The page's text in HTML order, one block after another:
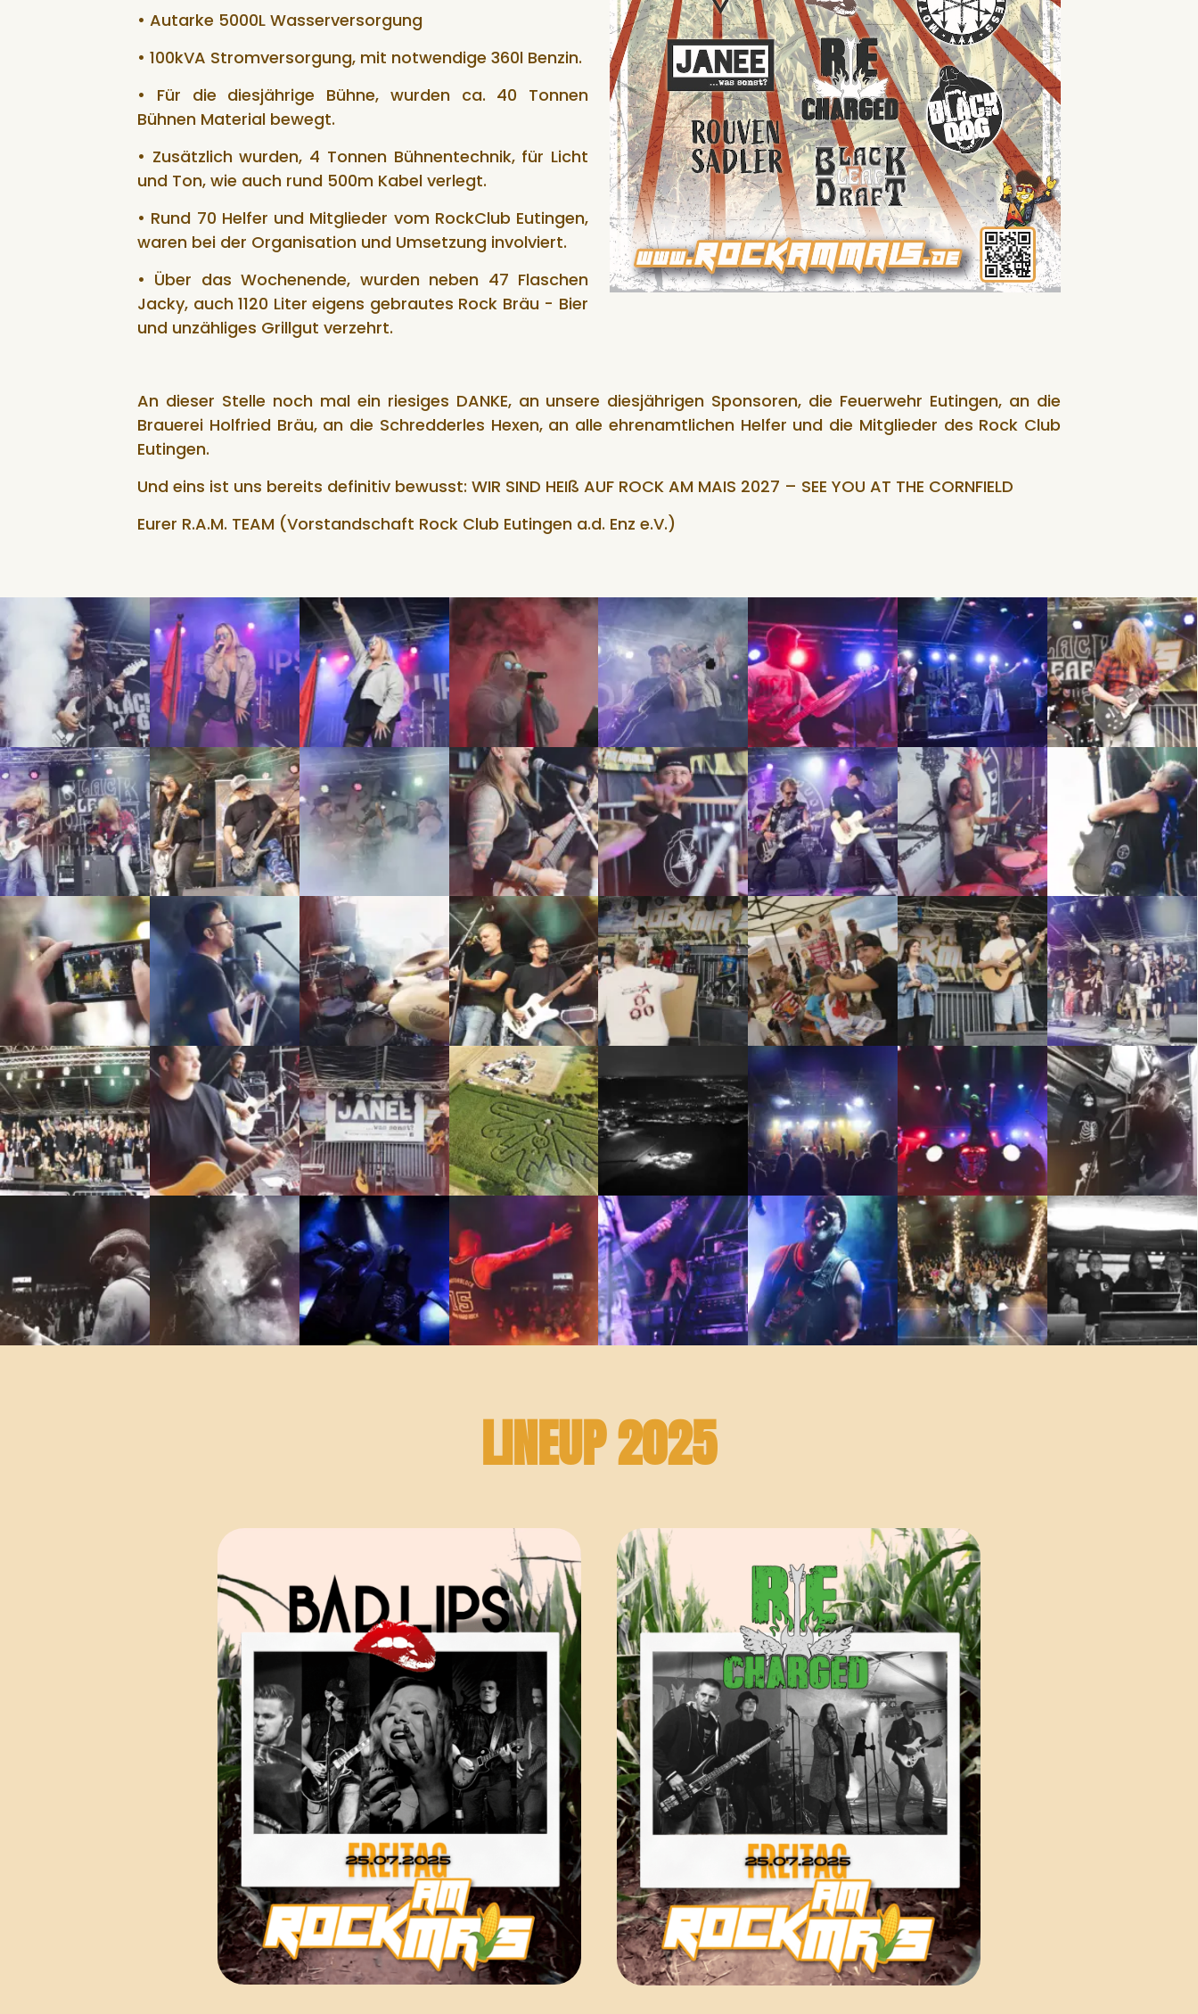
• Autarke 5000L Wasserversorgung
• ⁠100kVA Stromversorgung, mit notwendige 360l Benzin.
• Für die diesjährige Bühne, wurden ca. 40 Tonnen
Bühnen Material bewegt.
• Zusätzlich wurden, 4 Tonnen Bühnentechnik, für Licht
und Ton, wie auch rund 500m Kabel verlegt.
• Rund 70 Helfer und Mitglieder vom RockClub Eutingen,
waren bei der Organisation und Umsetzung involviert.
• Über das Wochenende, wurden neben 47 Flaschen
Jacky, auch 1120 Liter eigens gebrautes Rock Bräu - Bier
und unzähliges Grillgut verzehrt.
An dieser Stelle noch mal ein riesiges DANKE, an unsere diesjährigen Sponsoren, die Feuerwehr Eutingen, an die
Brauerei Holfried Bräu, an die Schredderles Hexen, an alle ehrenamtlichen Helfer und die Mitglieder des Rock Club
Eutingen.
Und eins ist uns bereits definitiv bewusst: WIR SIND HEIß AUF ROCK AM MAIS 2027 – SEE YOU AT THE CORNFIELD
Eurer R.A.M. TEAM (Vorstandschaft Rock Club Eutingen a.d. Enz e.V.)
LINEUP 2025